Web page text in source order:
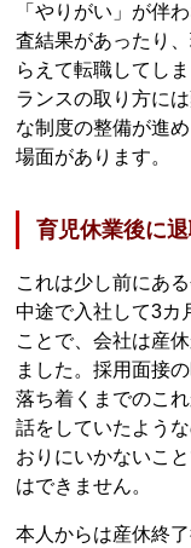
「やりがい」が伴
査結果があったり
らえて転職してし
ランスの取り方に
な制度の整備が進
場面があります。
育児休業後に
これは少し前にあ
中途で入社して3カ
ことで、会社は産
ました。採用面接
落ち着くまでのこ
話をしていたよう
おりにいかないこ
はできません。
本人からは産休終